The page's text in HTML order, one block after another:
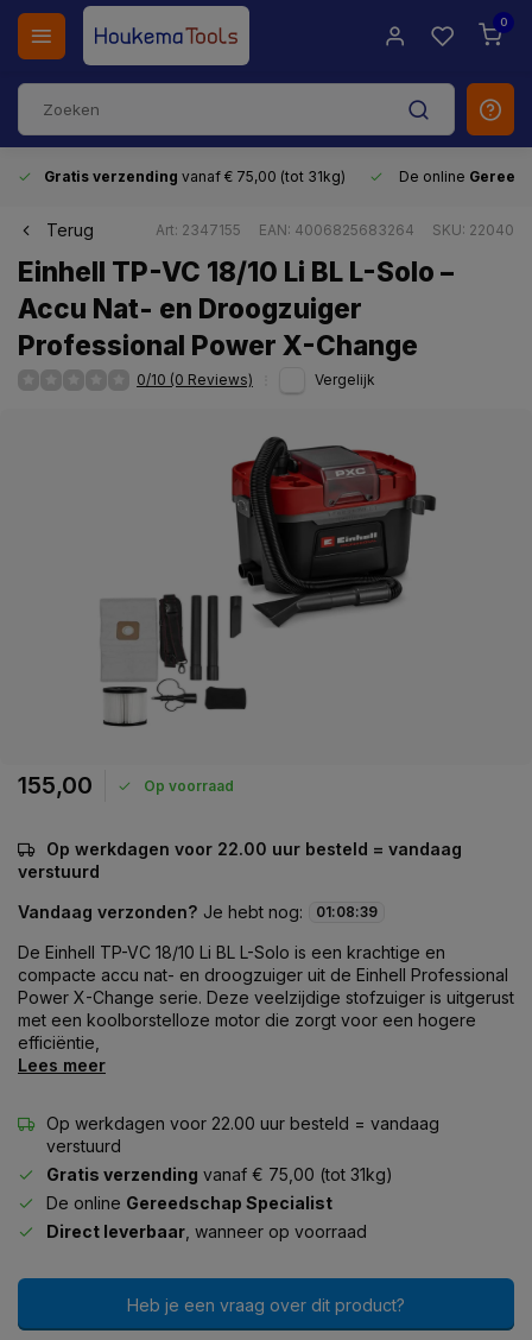
0
Gratis verzending vanaf € 75,00 (tot 31kg) De online
Terug Art: 2347155 EAN: 4006825683264 SKU: 22040
Einhell TP-VC 18/10 Li BL L-Solo –
Accu Nat- en Droogzuiger
Professional Power X-Change
0/10 (0 Reviews) Vergelijk
155,00 Op voorraad
Op werkdagen voor 22.00 uur besteld = vandaag
verstuurd
Vandaag verzonden? Je hebt nog: 01:08:39
De Einhell TP-VC 18/10 Li BL L-Solo is een krachtige en
compacte accu nat- en droogzuiger uit de Einhell Professional
Power X-Change serie. Deze veelzijdige stofzuiger is uitgerust
met een koolborstelloze motor die zorgt voor een hogere
efficiëntie,
Lees meer
Op werkdagen voor 22.00 uur besteld = vandaag
verstuurd
Gratis verzending vanaf € 75,00 (tot 31kg)
De online Gereedschap Specialist
Direct leverbaar , wanneer op voorraad
Heb je een vraag over dit product?